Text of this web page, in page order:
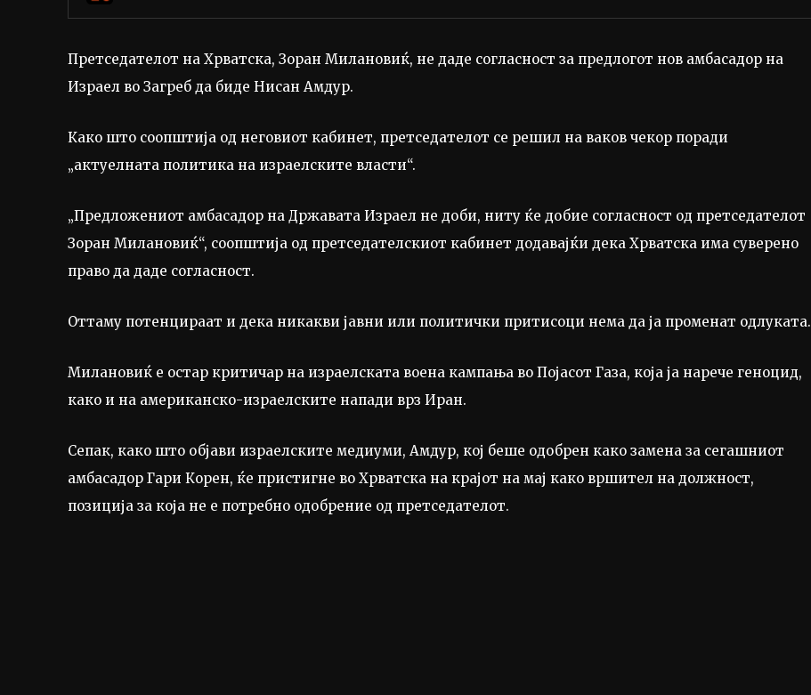
Претседателот на Хрватска, Зоран Милановиќ, не даде согласност за предлогот нов амбасадор на
Израел во Загреб да биде Нисан Амдур.
Како што соопштија од неговиот кабинет, претседателот се решил на ваков чекор поради
„актуелната политика на израелските власти“.
„Предложениот амбасадор на Државата Израел не доби, ниту ќе добие согласност од претседателот
Зоран Милановиќ“, соопштија од претседателскиот кабинет додавајќи дека Хрватска има суверено
право да даде согласност.
Оттаму потенцираат и дека никакви јавни или политички притисоци нема да ја променат одлуката.
Милановиќ е остар критичар на израелската воена кампања во Појасот Газа, која ја нарече геноцид,
како и на американско-израелските напади врз Иран.
Сепак, како што објави израелските медиуми, Амдур, кој беше одобрен како замена за сегашниот
амбасадор Гари Корен, ќе пристигне во Хрватска на крајот на мај како вршител на должност,
позиција за која не е потребно одобрение од претседателот.